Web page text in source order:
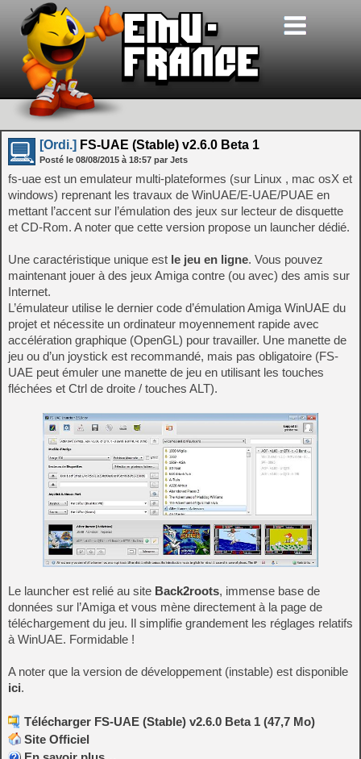
[Ordi.] FS-UAE (Stable) v2.6.0 Beta 1
Posté le 08/08/2015 à 18:57 par Jets
fs-uae est un emulateur multi-plateformes (sur Linux , mac osX et
windows) reprenant les travaux de WinUAE/E-UAE/PUAE en
mettant l’accent sur l’émulation des jeux sur lecteur de disquette
et CD-Rom. A noter que cette version propose un launcher dédié.
Une caractéristique unique est le jeu en ligne. Vous pouvez
maintenant jouer à des jeux Amiga contre (ou avec) des amis sur
Internet.
L’émulateur utilise le dernier code d’émulation Amiga WinUAE du
projet et nécessite un ordinateur moyennement rapide avec
accélération graphique (OpenGL) pour travailler. Une manette de
jeu ou d’un joystick est recommandé, mais pas obligatoire (FS-
UAE peut émuler une manette de jeu en utilisant les touches
fléchées et Ctrl de droite / touches ALT).
Le launcher est relié au site Back2roots, immense base de
données sur l’Amiga et vous mène directement à la page de
téléchargement du jeu. Il simplifie grandement les réglages relatifs
à WinUAE. Formidable !
A noter que la version de développement (instable) est disponible
ici.
Télécharger FS-UAE (Stable) v2.6.0 Beta 1 (47,7 Mo)
Site Officiel